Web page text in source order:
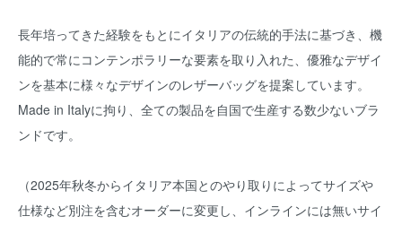
長年培ってきた経験をもとにイタリアの伝統的手法に基づき、機
能的で常にコンテンポラリーな要素を取り入れた、優雅なデザイ
ンを基本に様々なデザインのレザーバッグを提案しています。
Made in Italyに拘り、全ての製品を自国で生産する数少ないブラ
ンドです。
（2025年秋冬からイタリア本国とのやり取りによってサイズや
仕様など別注を含むオーダーに変更し、インラインには無いサイ